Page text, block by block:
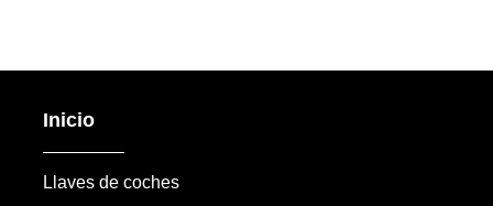
Inicio
Llaves de coches